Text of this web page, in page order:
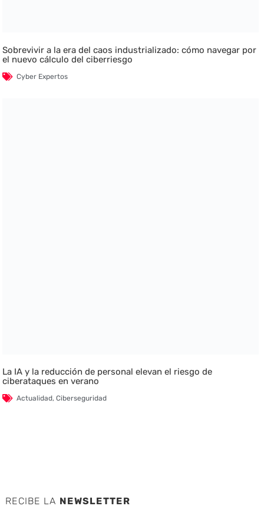
Sobrevivir a la era del caos industrializado: cómo navegar por
el nuevo cálculo del ciberriesgo
Cyber Expertos
La IA y la reducción de personal elevan el riesgo de
ciberataques en verano
Actualidad,Ciberseguridad
RECIBE LA NEWSLETTER